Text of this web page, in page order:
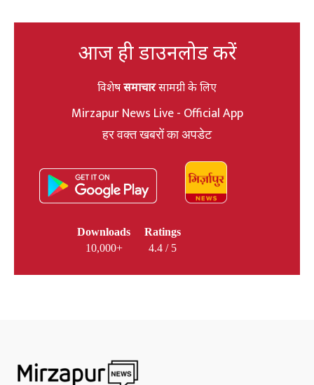
आज ही डाउनलोड करें
विशेषसमाचारसामग्री के लिए
Mirzapur News Live - Official App
हर वक्त खबरों का अपडेट
Downloads
10,000+
Ratings
4.4 / 5